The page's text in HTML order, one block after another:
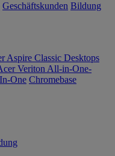
Geschäftskunden Bildung
Aspire Classic Desktops
Veriton All-in-One-
One Chromebase